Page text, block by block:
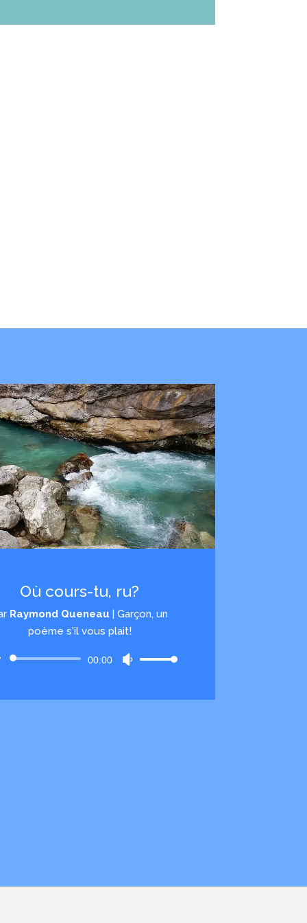
Où cours-tu, ru?
Raymond Queneau | Garçon, un
poème s'il vous plait!
Lecteur
00:00
Utilisez